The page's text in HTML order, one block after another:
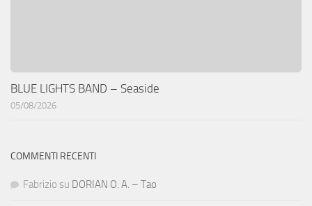
BLUE LIGHTS BAND – Seaside
05/08/2026
COMMENTI RECENTI
Fabrizio su DORIAN O. A. – Tao